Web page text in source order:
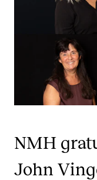
Gjennomføre
Plakat, program
Offentlige konserter
PRAKTISK
NMH
John